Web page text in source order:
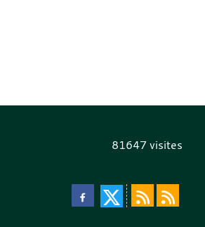
81647visites